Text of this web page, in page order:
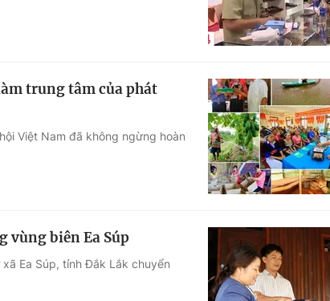
trung tâm của phát
Việt Nam đã không ngừng hoàn
vùng biên Ea Súp
Ea Súp, tỉnh Đắk Lắk chuyển